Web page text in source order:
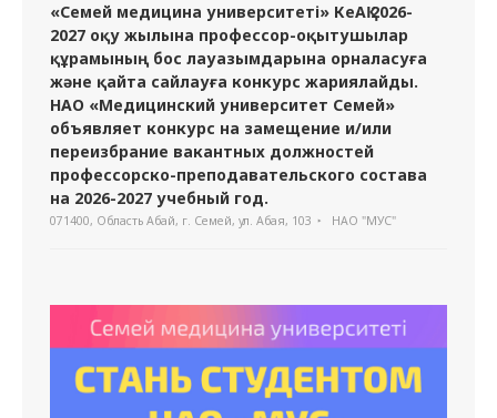
«Семей медицина университеті» КеАҚ 2026-
2027 оқу жылына профессор-оқытушылар
құрамының бос лауазымдарына орналасуға
және қайта сайлауға конкурс жариялайды.
НАО «Медицинский университет Семей»
объявляет конкурс на замещение и/или
переизбрание вакантных должностей
профессорско-преподавательского состава
на 2026-2027 учебный год.
071400, Область Абай, г. Семей, ул. Абая, 103 НАО "МУС"